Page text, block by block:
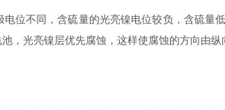
位不同，含硫量的光亮镍电位较负，含硫
，光亮镍层优先腐蚀，这样使腐蚀的方向由